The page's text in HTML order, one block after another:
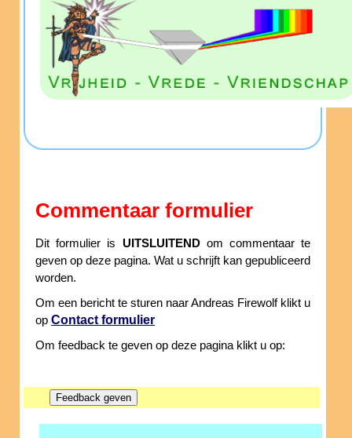
Commentaar formulier
Dit formulier is UITSLUITENDom commentaar te
geven op deze pagina. Wat u schrijft kan gepubliceerd
worden.
Om een bericht te sturen naar Andreas Firewolf klikt u
op Contact formulier
Om feedback te geven op deze pagina klikt u op: